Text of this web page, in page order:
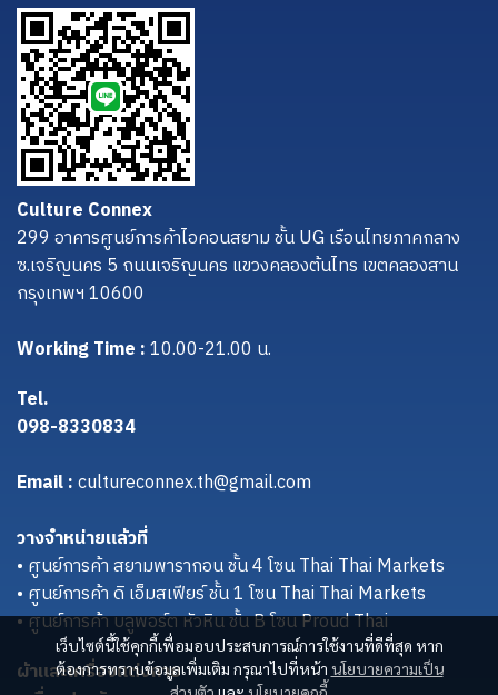
เว็บไซต์นี้ใช้คุกกี้เพื่อมอบประสบการณ์การใช้งานที่ดีที่สุด หาก
ต้องการทราบข้อมูลเพิ่มเติม กรุณาไปที่หน้า นโยบายความเป็น
Culture Connex
299 อาคารศูนย์การค้าไอคอนสยาม ชั้น UG เรือนไทยภาคกลาง
ซ.เจริญนคร 5 ถนนเจริญนคร แขวงคลองต้นไทร เขตคลองสาน
กรุงเทพฯ 10600
Working Time :10.00-21.00 น.
Tel.
098-8330834
Email :cultureconnex.th@gmail.com
วางจำหน่ายแล้วที่
• ศูนย์การค้า สยามพารากอน ชั้น 4 โซน Thai Thai Markets
• ศูนย์การค้า ดิ เอ็มสเฟียร์ ชั้น 1 โซน Thai Thai Markets
• ศูนย์การค้า บลูพอร์ต หัวหิน ชั้น B โซน Proud Thai
ผ้าและเครื่องแต่งกาย